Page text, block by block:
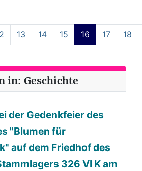
13 14 15 16 17 18
in: Geschichte
der Gedenkfeier des
"Blumen für
auf dem Friedhof des
326 VI K am